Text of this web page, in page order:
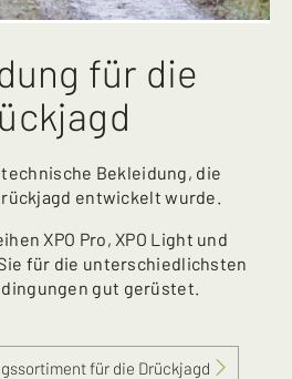
für die
Bekleidung, die
entwickelt wurde.
XPO Pro, XPO Light und
für die unterschiedlichsten
gut gerüstet.
für die Drückjagd